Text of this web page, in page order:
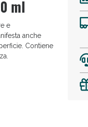
ml
e
anche
Contiene